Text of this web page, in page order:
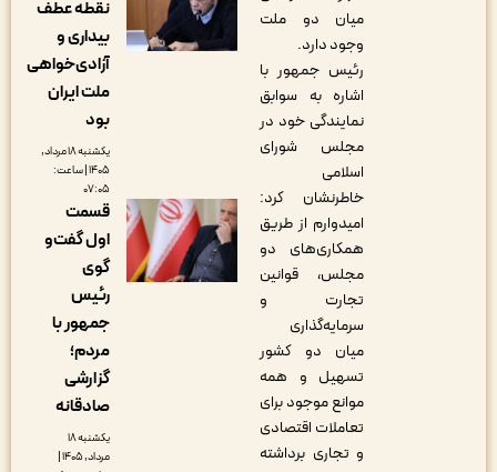
میان دو ملت
وجود دارد.
رئیس جمهور با
اشاره به سوابق
نمایندگی خود در
مجلس شورای
خاطرنشان کرد:
امیدوارم از طریق
همکاری‌های دو
مجلس، قوانین
تجارت و
سرمایه‌گذاری
میان دو کشور
تسهیل و همه
موانع موجود برای
تعاملات اقتصادی
و تجاری برداشته
نقطه عطف
بیداری و
آزادی‌خواهی
ملت ایران
یکشنبه ۱۸ مرداد,
۱۴۰۵ | ساعت:
قسمت
اول گفت‌و
گوی
جمهور با
صادقانه
مرداد, ۱۴۰۵ |